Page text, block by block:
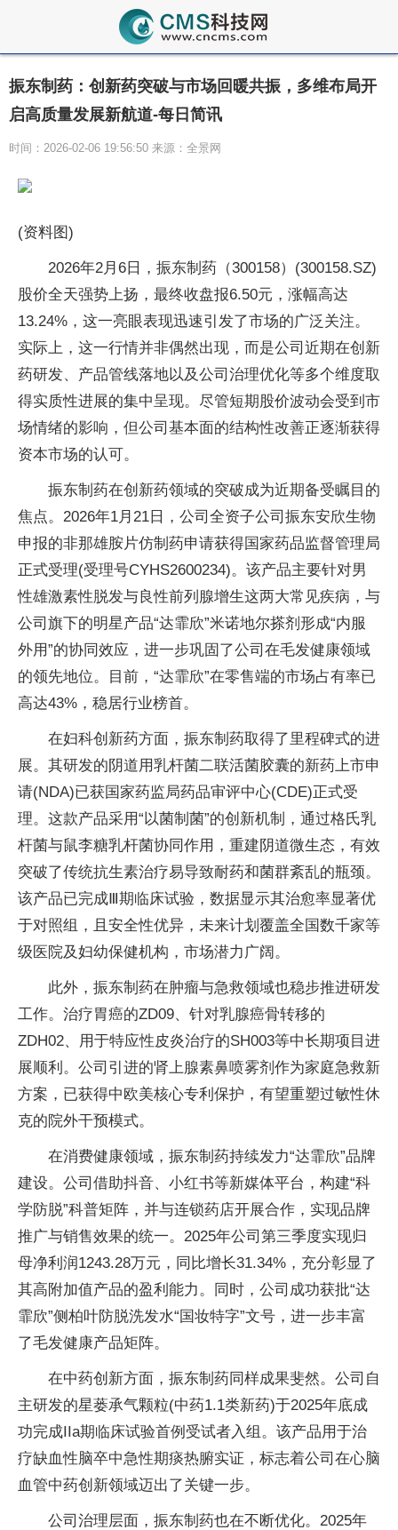
振东制药：创新药突破与市场回暖共振，多维布局开
启高质量发展新航道-每日简讯
时间：2026-02-06 19:56:50 来源：全景网
(资料图)
2026年2月6日，振东制药（300158）(300158.SZ)
股价全天强势上扬，最终收盘报6.50元，涨幅高达
13.24%，这一亮眼表现迅速引发了市场的广泛关注。
实际上，这一行情并非偶然出现，而是公司近期在创新
药研发、产品管线落地以及公司治理优化等多个维度取
得实质性进展的集中呈现。尽管短期股价波动会受到市
场情绪的影响，但公司基本面的结构性改善正逐渐获得
资本市场的认可。
振东制药在创新药领域的突破成为近期备受瞩目的
焦点。2026年1月21日，公司全资子公司振东安欣生物
申报的非那雄胺片仿制药申请获得国家药品监督管理局
正式受理(受理号CYHS2600234)。该产品主要针对男
性雄激素性脱发与良性前列腺增生这两大常见疾病，与
公司旗下的明星产品“达霏欣”米诺地尔搽剂形成“内服
外用”的协同效应，进一步巩固了公司在毛发健康领域
的领先地位。目前，“达霏欣”在零售端的市场占有率已
高达43%，稳居行业榜首。
在妇科创新药方面，振东制药取得了里程碑式的进
展。其研发的阴道用乳杆菌二联活菌胶囊的新药上市申
请(NDA)已获国家药监局药品审评中心(CDE)正式受
理。这款产品采用“以菌制菌”的创新机制，通过格氏乳
杆菌与鼠李糖乳杆菌协同作用，重建阴道微生态，有效
突破了传统抗生素治疗易导致耐药和菌群紊乱的瓶颈。
该产品已完成Ⅲ期临床试验，数据显示其治愈率显著优
于对照组，且安全性优异，未来计划覆盖全国数千家等
级医院及妇幼保健机构，市场潜力广阔。
此外，振东制药在肿瘤与急救领域也稳步推进研发
工作。治疗胃癌的ZD09、针对乳腺癌骨转移的
ZDH02、用于特应性皮炎治疗的SH003等中长期项目进
展顺利。公司引进的肾上腺素鼻喷雾剂作为家庭急救新
方案，已获得中欧美核心专利保护，有望重塑过敏性休
克的院外干预模式。
在消费健康领域，振东制药持续发力“达霏欣”品牌
建设。公司借助抖音、小红书等新媒体平台，构建“科
学防脱”科普矩阵，并与连锁药店开展合作，实现品牌
推广与销售效果的统一。2025年公司第三季度实现归
母净利润1243.28万元，同比增长31.34%，充分彰显了
其高附加值产品的盈利能力。同时，公司成功获批“达
霏欣”侧柏叶防脱洗发水“国妆特字”文号，进一步丰富
了毛发健康产品矩阵。
在中药创新方面，振东制药同样成果斐然。公司自
主研发的星蒌承气颗粒(中药1.1类新药)于2025年底成
功完成IIa期临床试验首例受试者入组。该产品用于治
疗缺血性脑卒中急性期痰热腑实证，标志着公司在心脑
血管中药创新领域迈出了关键一步。
公司治理层面，振东制药也在不断优化。2025年